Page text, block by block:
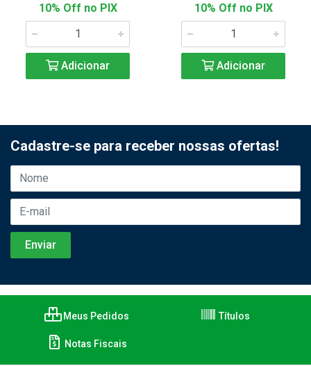
10% Off no PIX
Adicionar
10% Off no PIX
Adicionar
Cadastre-se para receber nossas ofertas!
Meus Pedidos Títulos
Notas Fiscais